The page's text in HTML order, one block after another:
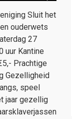
Sluit het
ouderwets
27
uur Kantine
Prachtige
Gezelligheid
speel
jaar gezellig